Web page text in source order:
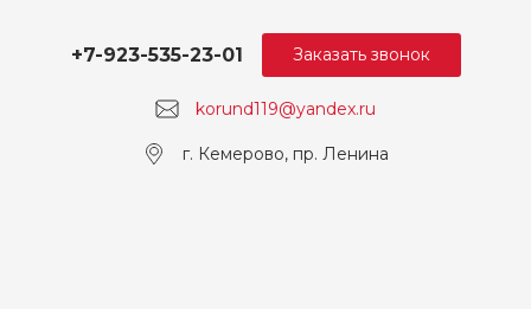
korund119@yandex.ru
+7-923-535-23-01
г. Кемерово, пр. Ленина
Заказать звонок